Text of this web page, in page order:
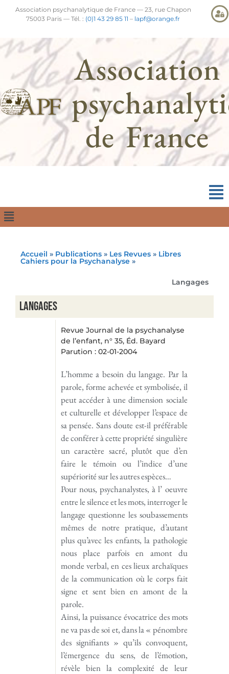
Association psychanalytique de France — 23, rue Chapon
75003 Paris — Tél. : (0)1 43 29 85 11 – lapf@orange.fr
Association
de France
Accueil » Publications » Les Revues » Libres
Cahiers pour la Psychanalyse »
Langages
Langages
Revue Journal de la psychanalyse
de l’enfant, n° 35, Éd. Bayard
Parution : 02-01-2004
L’homme a besoin du langage. Par la
parole, forme achevée et symbolisée, il
peut accéder à une dimension sociale
et culturelle et développer l’espace de
sa pensée. Sans doute est-il préférable
de conférer à cette propriété singulière
un caractère sacré, plutôt que d’en
faire le témoin ou l’indice d’une
supériorité sur les autres espèces…
Pour nous, psychanalystes, à l’ oeuvre
entre le silence et les mots, interroger le
langage questionne les soubassements
mêmes de notre pratique, d’autant
plus qu’avec les enfants, la pathologie
nous place parfois en amont du
monde verbal, en ces lieux archaïques
de la communication où le corps fait
signe et sent bien en amont de la
parole.
Ainsi, la puissance évocatrice des mots
ne va pas de soi et, dans la « pénombre
des signifiants » qu’ils convoquent,
l’émergence du sens, de l’émotion,
révèle bien la complexité de leur